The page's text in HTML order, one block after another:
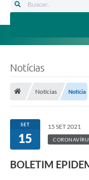
Buscar...
Notícias
Notícias Notícia
SET
15
15 SET 2021
BOLETIM